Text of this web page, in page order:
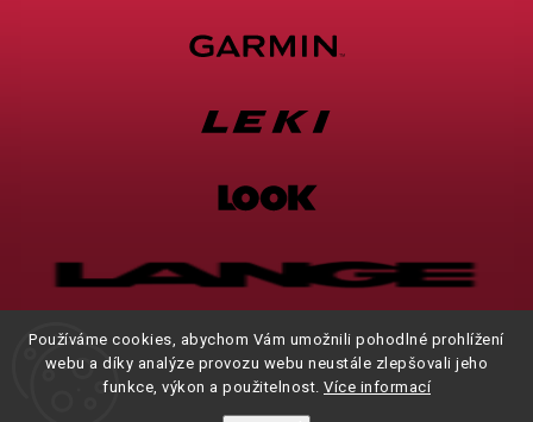
Používáme cookies, abychom Vám umožnili pohodlné prohlížení
webu a díky analýze provozu webu neustále zlepšovali jeho
funkce, výkon a použitelnost. Více informací